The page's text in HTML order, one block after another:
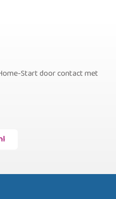
Start door contact met